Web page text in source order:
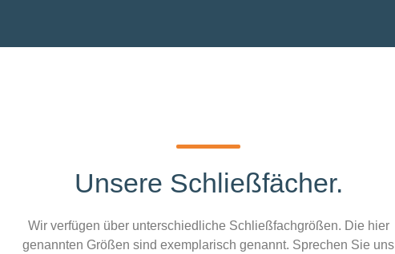
Unsere Schließfächer.
Wir verfügen über unterschiedliche Schließfachgrößen. Die hier
genannten Größen sind exemplarisch genannt. Sprechen Sie uns